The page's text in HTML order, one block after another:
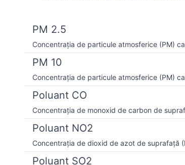
PM 2.5
Concentrația de particule atmosferice (PM)
PM 10
Concentrația de particule atmosferice (PM)
Poluant CO
Concentrația de monoxid de carbon de
Poluant NO2
Concentrația de dioxid de azot de suprafață
Poluant SO2